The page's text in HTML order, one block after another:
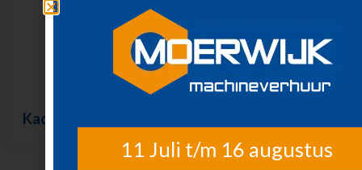
Kachel – 22 kW – 380
V
V
11 Juli t/m 16 augustus